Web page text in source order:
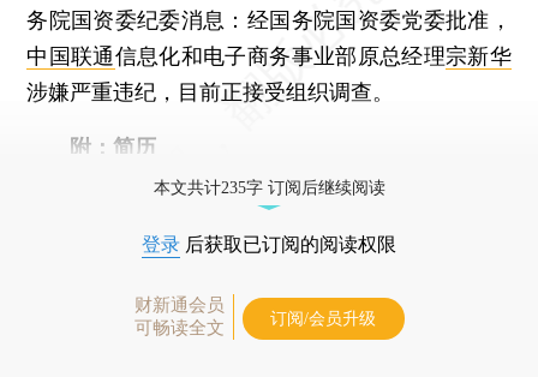
务院国资委纪委消息：经国务院国资委党委批准，
中国联通信息化和电子商务事业部原总经理宗新华
涉嫌严重违纪，目前正接受组织调查。
附：简历
本文共计235字 订阅后继续阅读
登录 后获取已订阅的阅读权限
财新通会员
可畅读全文
订阅/会员升级